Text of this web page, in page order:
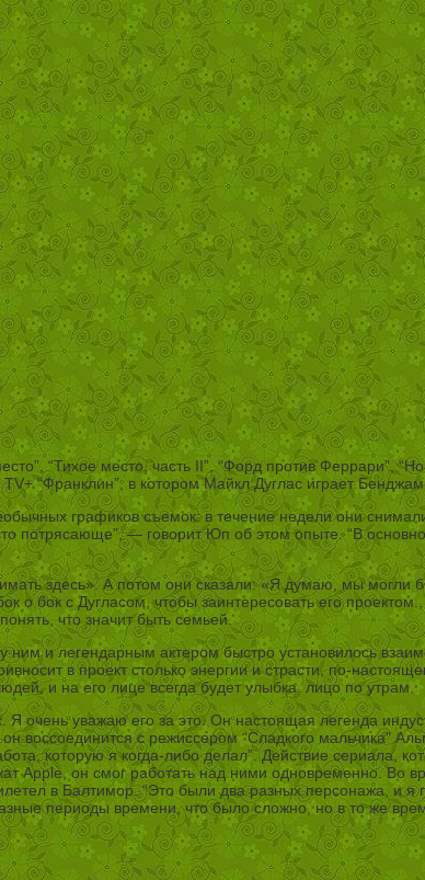
“Тихое место, часть II”, “Форд против Феррари”,
“Франклин”, в котором Майкл Дуглас играет
графиков съемок: в течение недели они
потрясающе”, — говорит Юп об этом опыте. “В
здесь». А потом они сказали: «Я думаю, мы могли
бок с Дугласом, чтобы заинтересовать его
что значит быть семьей.
и легендарным актером быстро установилось
в проект столько энергии и страсти, по-
и на его лице всегда будет улыбка. лицо по утрам.
очень уважаю его за это. Он настоящая легенда
воссоединится с режиссером “Сладкого мальчика”
которую я когда-либо делал”. Действие сериала,
Apple, он смог работать над ними одновременно. Во
в Балтимор. “Это были два разных персонажа, и я
периоды времени, что было сложно, но в то же